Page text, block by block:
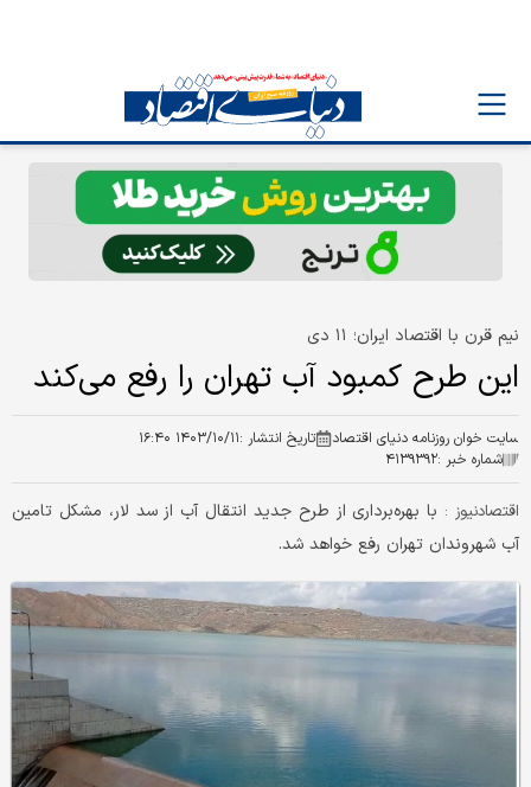
نیم قرن با اقتصاد ایران؛ ۱۱ دی
این طرح کمبود آب تهران را رفع می‌کند
سایت خوان روزنامه دنیای اقتصاد تاریخ انتشار :۱۴۰۳/۱۰/۱۱ ۱۶:۴۰
شماره خبر :۴۱۳۹۳۹۲
اقتصادنیوز : با بهره‌برداری از طرح جدید انتقال آب از سد لار، مشکل تامین
آب شهروندان تهران رفع خواهد شد.